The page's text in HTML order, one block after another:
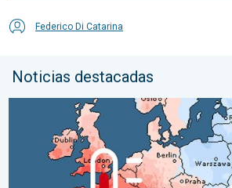
Federico Di Catarina
Noticias destacadas
Las dos caras de Europa. Contrastes